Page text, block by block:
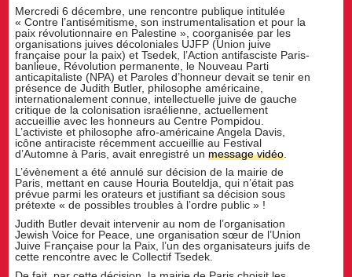
Mercredi 6 décembre, une rencontre publique intitulée
« Contre l’antisémitisme, son instrumentalisation et pour la
paix révolutionnaire en Palestine », coorganisée par les
organisations juives décoloniales UJFP (Union juive
française pour la paix) et Tsedek, l’Action antifasciste Paris-
banlieue, Révolution permanente, le Nouveau Parti
anticapitaliste (NPA) et Paroles d’honneur devait se tenir en
présence de Judith Butler, philosophe américaine,
internationalement connue, intellectuelle juive de gauche
critique de la colonisation israélienne, actuellement
accueillie avec les honneurs au Centre Pompidou.
L’activiste et philosophe afro-américaine Angela Davis,
icône antiraciste récemment accueillie au Festival
d’Automne à Paris, avait enregistré unmessage vidéo
L’évènement a été annulé sur décision de la mairie de
Paris, mettant en cause Houria Bouteldja, qui n’était pas
prévue parmi les orateurs et justifiant sa décision sous
prétexte « de possibles troubles à l’ordre public » !
Judith Butler devait intervenir au nom de l’organisation
Jewish Voice for Peace, une organisation sœur de l’Union
Juive Française pour la Paix, l’un des organisateurs juifs de
cette rencontre avec le Collectif Tsedek.